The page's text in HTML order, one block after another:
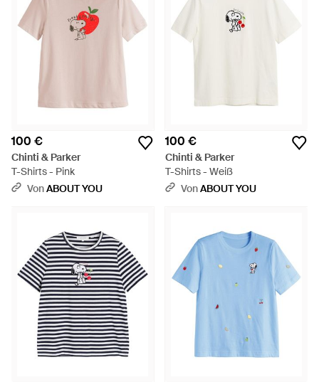
100 €
Chinti & Parker
T-Shirts - Pink
VonABOUT YOU
100 €
Chinti & Parker
T-Shirts - Weiß
VonABOUT YOU